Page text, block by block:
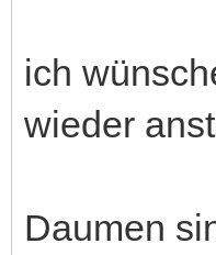
ich
wieder
Daumen